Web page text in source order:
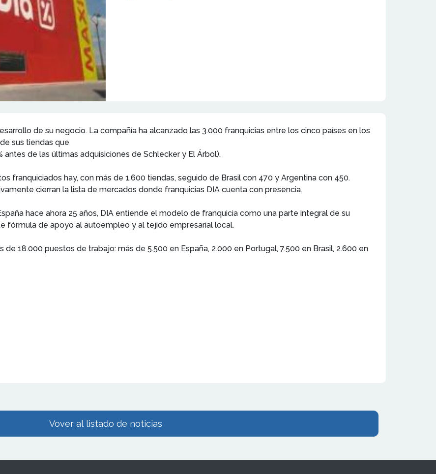
de su negocio. La compañía ha alcanzado las 3.000 franquicias entre los cinco países en los
sus tiendas que
de las últimas adquisiciones de Schlecker y El Árbol).
franquiciados hay, con más de 1.600 tiendas, seguido de Brasil con 470 y Argentina con 450.
cierran la lista de mercados donde franquicias DIA cuenta con presencia.
hace ahora 25 años, DIA entiende el modelo de franquicia como una parte integral de su
fórmula de apoyo al autoempleo y al tejido empresarial local.
de 18.000 puestos de trabajo: más de 5.500 en España, 2.000 en Portugal, 7.500 en Brasil, 2.600 en
Vover al listado de noticias